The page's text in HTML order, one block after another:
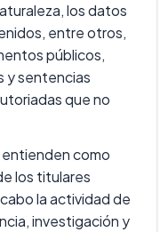
los datos
entre otros,
públicos,
y sentencias
que no
entienden como
los titulares
la actividad de
investigación y